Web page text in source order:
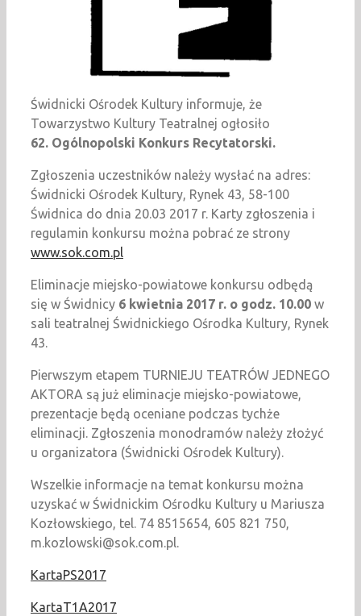
Świdnicki Ośrodek Kultury informuje, że
Towarzystwo Kultury Teatralnej ogłosiło
62. Ogólnopolski Konkurs Recytatorski.
Zgłoszenia uczestników należy wysłać na adres:
Świdnicki Ośrodek Kultury, Rynek 43, 58-100
Świdnica do dnia 20.03 2017 r. Karty zgłoszenia i
regulamin konkursu można pobrać ze strony
www.sok.com.pl
Eliminacje miejsko-powiatowe konkursu odbędą
się w Świdnicy 6 kwietnia 2017 r. o godz. 10.00 w
sali teatralnej Świdnickiego Ośrodka Kultury, Rynek
43.
Pierwszym etapem TURNIEJU TEATRÓW JEDNEGO
AKTORA są już eliminacje miejsko-powiatowe,
prezentacje będą oceniane podczas tychże
eliminacji. Zgłoszenia monodramów należy złożyć
u organizatora (Świdnicki Ośrodek Kultury).
Wszelkie informacje na temat konkursu można
uzyskać w Świdnickim Ośrodku Kultury u Mariusza
Kozłowskiego, tel. 74 8515654, 605 821 750,
m.kozlowski@sok.com.pl.
KartaPS2017
KartaT1A2017